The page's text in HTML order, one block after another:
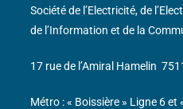
Société de l’Electricité, de
de l’Information et de la
17 rue de l’Amiral Hamelin
Métro : « Boissière » Ligne 6 et